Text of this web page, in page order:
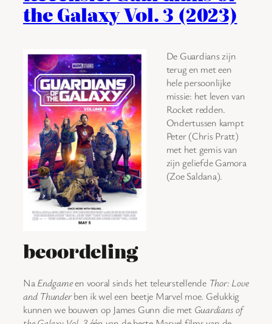
the Galaxy Vol. 3 (2023)
De Guardians zijn
terug en met een
hele persoonlijke
missie: het leven van
Rocket redden.
Ondertussen kampt
Peter (Chris Pratt)
met het gemis van
zijn geliefde Gamora
(Zoe Saldana).
beoordeling
NaEndgameen vooral sinds het teleurstellende Thor: Love
and Thunderben ik wel een beetje Marvel moe. Gelukkig
kunnen we bouwen op James Gunn die met Guardians of